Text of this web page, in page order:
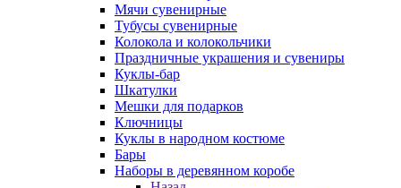
Мячи сувенирные
Тубусы сувенирные
Колокола и колокольчики
Праздничные украшения и сувениры
Куклы-бар
Шкатулки
Мешки для подарков
Ключницы
Куклы в народном костюме
Бары
Наборы в деревянном коробе